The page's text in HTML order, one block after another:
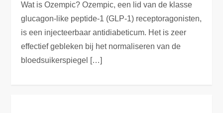
Wat is Ozempic? Ozempic, een lid van de klasse
glucagon-like peptide-1 (GLP-1) receptoragonisten,
is een injecteerbaar antidiabeticum. Het is zeer
effectief gebleken bij het normaliseren van de
bloedsuikerspiegel […]